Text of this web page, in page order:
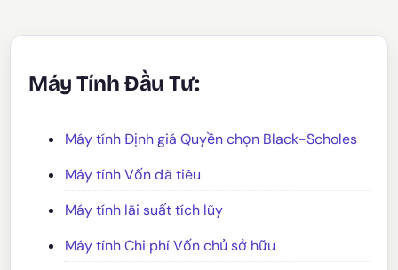
Máy Tính Đầu Tư:
Máy tính Định giá Quyền chọn Black-Scholes
Máy tính Vốn đã tiêu
Máy tính lãi suất tích lũy
Máy tính Chi phí Vốn chủ sở hữu